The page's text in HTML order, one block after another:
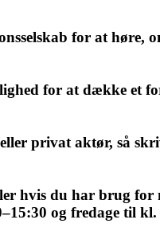
for at høre,
for at dække et
privat aktør, så
hvis du har brug
og fredage til kl.